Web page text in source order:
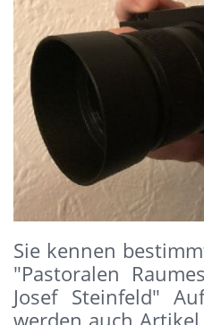
Sie kennen
"Pastoralen
Josef Steinfeld"
werden auch